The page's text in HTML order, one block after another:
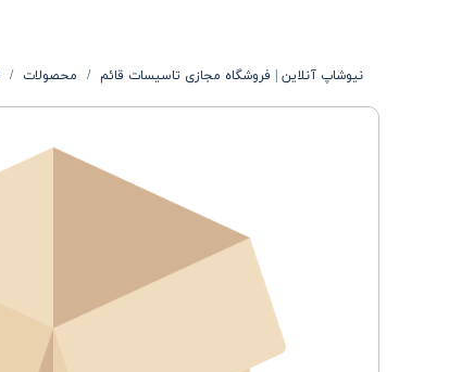
نیوشاپ آنلاین | فروشگاه مجازی تاسیسات قائم محصولات